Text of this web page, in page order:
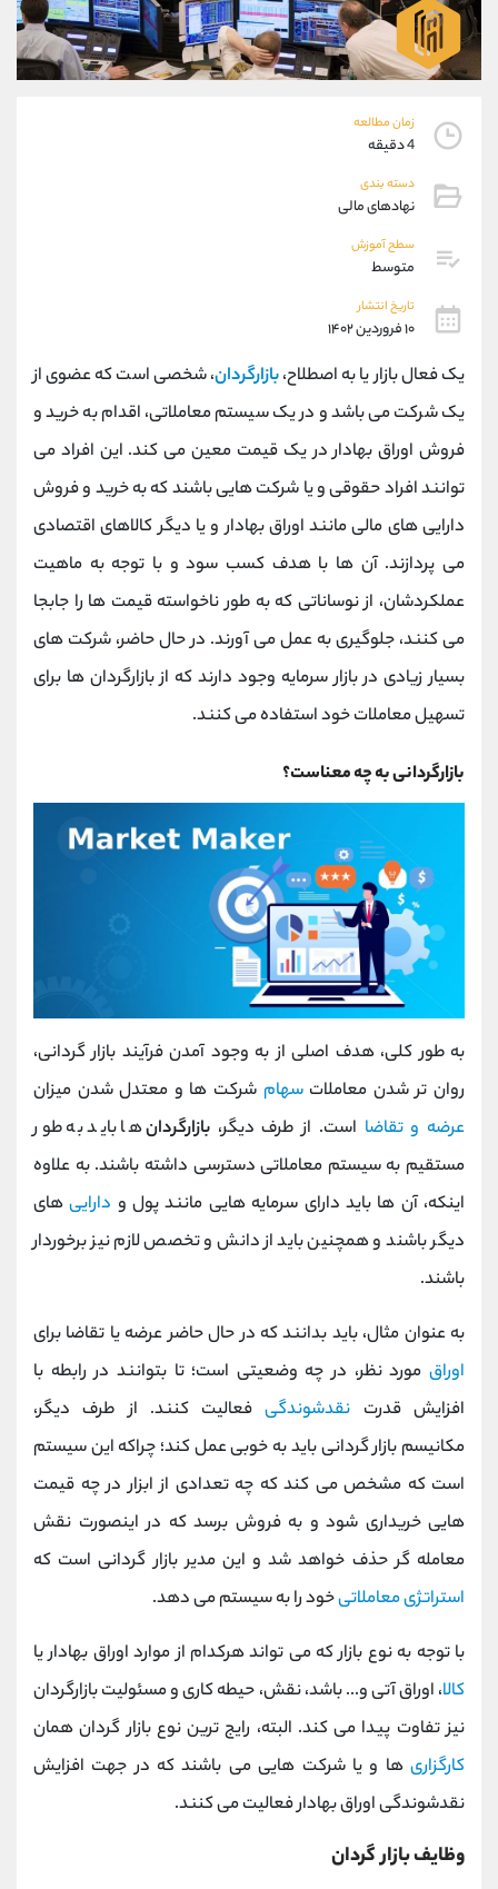
زمان مطالعه
4 دقیقه
دسته بندی
نهادهای مالی
سطح آموزش
متوسط
تاریخ انتشار
۱۰ فروردین ۱۴۰۲
یک فعال بازار یا به اصطلاح،بازارگردان، شخصی است که عضوی از
یک شرکت می باشد و در یک سیستم معاملاتی، اقدام به خرید و
فروش اوراق بهادار در یک قیمت معین می کند. این افراد می
توانند افراد حقوقی و یا شرکت هایی باشند که به خرید و فروش
دارایی های مالی مانند اوراق بهادار و یا دیگر کالاهای اقتصادی
می پردازند. آن ها با هدف کسب سود و با توجه به ماهیت
عملکردشان، از نوساناتی که به طور ناخواسته قیمت ها را جابجا
می کنند، جلوگیری به عمل می آورند. در حال حاضر، شرکت های
بسیار زیادی در بازار سرمایه وجود دارند که از بازارگردان ها برای
تسهیل معاملات خود استفاده می کنند.
بازارگردانی به چه معناست؟
به طور کلی، هدف اصلی از به وجود آمدن فرآیند بازار گردانی،
روان تر شدن معاملاتسهام شرکت ها و معتدل شدن میزان
عرضه و تقاضا است. از طرف دیگر،بازارگردانها باید به طور
مستقیم به سیستم معاملاتی دسترسی داشته باشند. به علاوه
اینکه، آن ها باید دارای سرمایه هایی مانند پول و داراییهای
دیگر باشند و همچنین باید از دانش و تخصص لازم نیز برخوردار
باشند.
به عنوان مثال، باید بدانند که در حال حاضر عرضه یا تقاضا برای
اوراق مورد نظر، در چه وضعیتی است؛ تا بتوانند در رابطه با
افزایش قدرت نقدشوندگیفعالیت کنند. از طرف دیگر،
مکانیسم بازار گردانی باید به خوبی عمل کند؛ چراکه این سیستم
است که مشخص می کند که چه تعدادی از ابزار در چه قیمت
هایی خریداری شود و به فروش برسد که در اینصورت نقش
معامله گر حذف خواهد شد و این مدیر بازار گردانی است که
استراتژی معاملاتیخود را به سیستم می دهد.
با توجه به نوع بازار که می تواند هرکدام از موارد اوراق بهادار یا
کالا، اوراق آتی و... باشد، نقش، حیطه کاری و مسئولیت بازارگردان
نیز تفاوت پیدا می کند. البته، رایج ترین نوع بازار گردان همان
کارگزاری ها و یا شرکت هایی می باشند که در جهت افزایش
نقدشوندگی اوراق بهادار فعالیت می کنند.
وظایف بازار گردان
09194198792
واتساپ شروع گفتگو
تلگرام @Armteam_admin_33
پشتیبان فروش
موبایل
واتساپ
داخلی
اطلاعات تماس (دفتر فروش)
تلفن 021-22021030
بدون پیش شماره 90001030
اینستاگرام @alireza.mehrabii
کانال تلگرام @alirezamehrabi_com